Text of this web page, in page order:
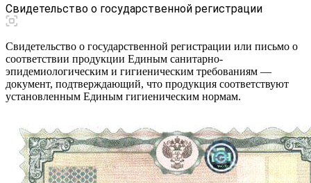
Свидетельство о государственной регистрации
Свидетельство о государственной регистрации или письмо о
соответствии продукции Единым санитарно-
эпидемиологическим и гигиеническим требованиям —
документ, подтверждающий, что продукция соответствуют
установленным Единым гигиеническим нормам.